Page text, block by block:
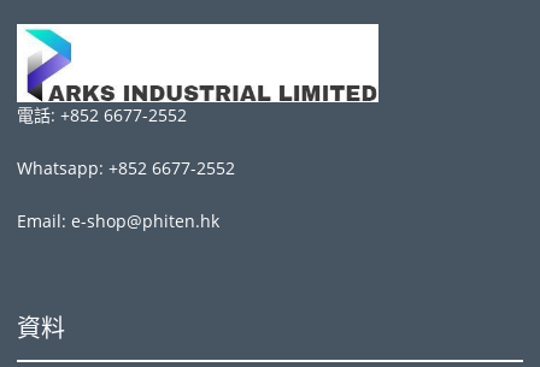
電話: +852 6677-2552
Whatsapp: +852 6677-2552
Email: e-shop@phiten.hk
資料